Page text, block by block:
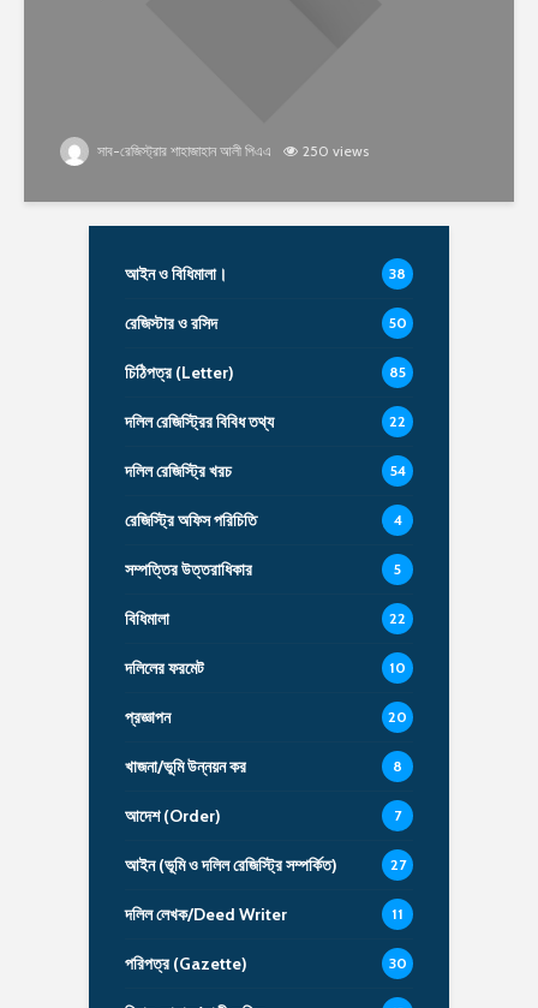
সাব-রেজিস্ট্রার শাহাজাহান আলী পিএএ 250 views
আইন ও বিধিমালা। 38
রেজিস্টার ও রসিদ 50
চিঠিপত্র (Letter) 85
দলিল রেজিস্ট্রির বিবিধ তথ্য 22
দলিল রেজিস্ট্রি খরচ 54
রেজিস্ট্রি অফিস পরিচিতি 4
সম্পত্তির উত্তরাধিকার 5
বিধিমালা 22
দলিলের ফরমেট 10
প্রজ্ঞাপন 20
খাজনা/ভূমি উন্নয়ন কর 8
আদেশ (Order) 7
আইন (ভূমি ও দলিল রেজিস্ট্রি সম্পর্কিত) 27
দলিল লেখক/Deed Writer 11
পরিপত্র (Gazette) 30